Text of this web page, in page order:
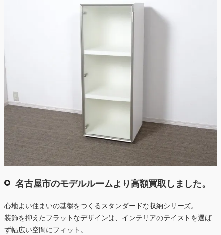
名古屋市のモデルルームより高額買取しました。
心地よい住まいの基盤をつくるスタンダードな収納シリーズ。
装飾を抑えたフラットなデザインは、インテリアのテイストを選ば
ず幅広い空間にフィット。